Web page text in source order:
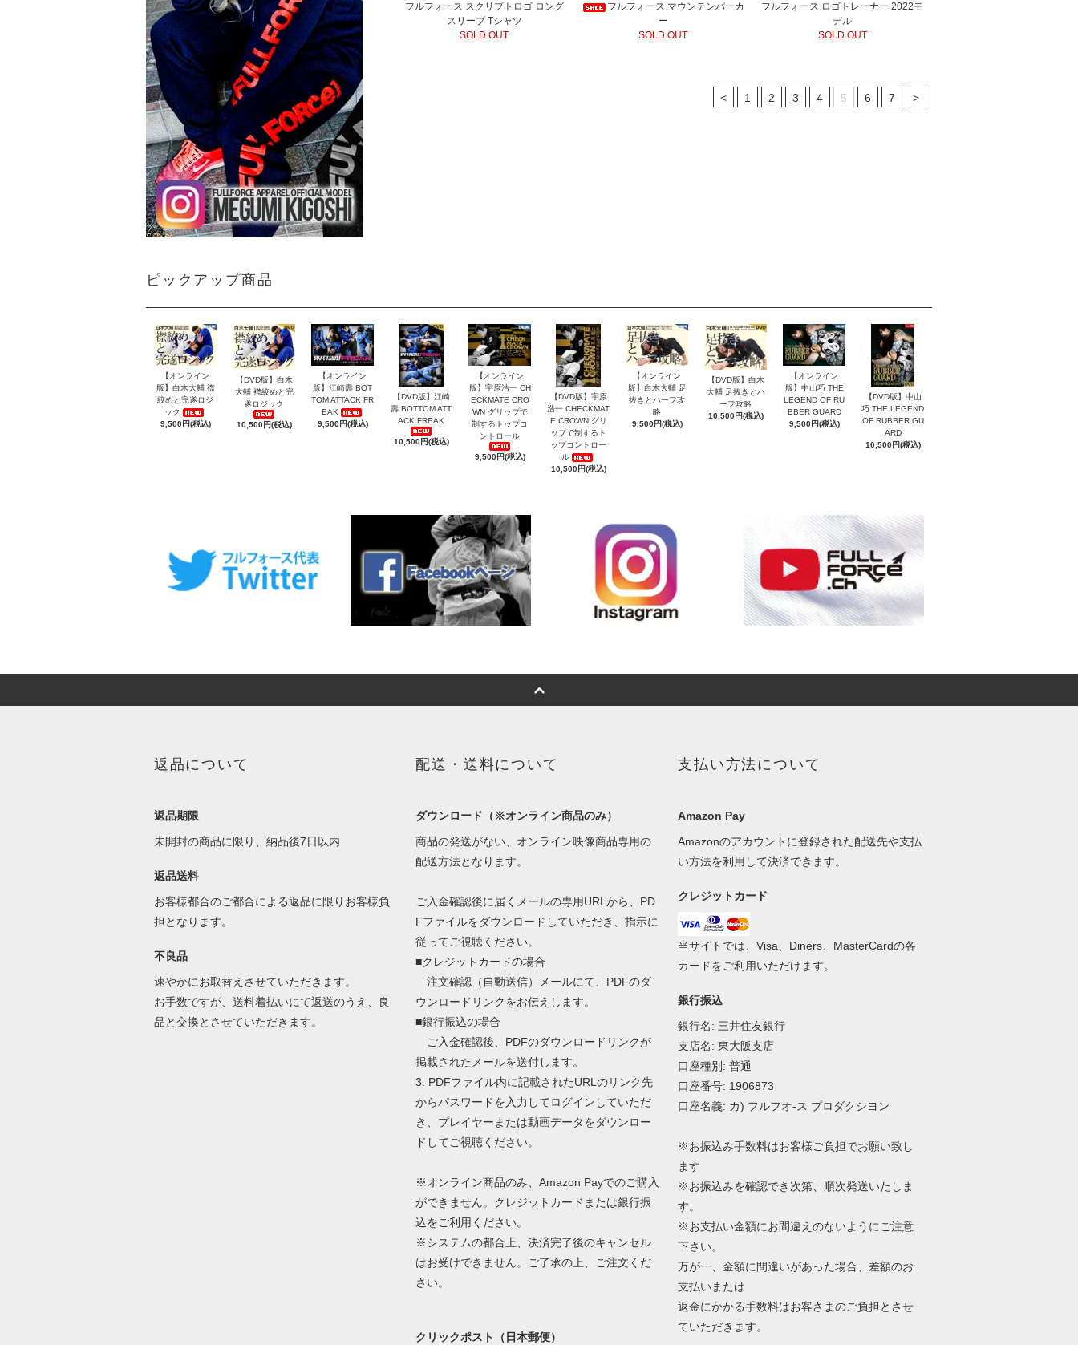
フルフォース スクリプトロゴ ロング
スリーブ Tシャツ
SOLD OUT
フルフォース マウンテンパーカ
ー
SOLD OUT
フルフォース ロゴトレーナー 2022モ
デル
SOLD OUT
< 1 2 3 4 5 6 7 >
ピックアップ商品
【オンライン
版】白木大輔 襟
絞めと完遂ロジ
ック
9,500円(税込)
【DVD版】白木
大輔 襟絞めと完
遂ロジック
10,500円(税込)
【オンライン
版】江崎壽 BOT
TOM ATTACK FR
EAK
9,500円(税込)
【DVD版】江崎
壽 BOTTOM ATT
ACK FREAK
10,500円(税込)
【オンライン
版】宇原浩一 CH
ECKMATE CRO
WN グリップで
制するトップコ
ントロール
9,500円(税込)
【DVD版】宇原
浩一 CHECKMAT
E CROWN グリ
ップで制するト
ップコントロー
ル
10,500円(税込)
【オンライン
版】白木大輔 足
抜きとハーフ攻
略
9,500円(税込)
【DVD版】白木
大輔 足抜きとハ
ーフ攻略
10,500円(税込)
【オンライン
版】中山巧 THE
LEGEND OF RU
BBER GUARD
9,500円(税込)
【DVD版】中山
巧 THE LEGEND
OF RUBBER GU
ARD
10,500円(税込)
返品について
返品期限
未開封の商品に限り、納品後7日以内
返品送料
お客様都合のご都合による返品に限りお客様負
担となります。
不良品
速やかにお取替えさせていただきます。
お手数ですが、送料着払いにて返送のうえ、良
品と交換とさせていただきます。
配送・送料について
ダウンロード（※オンライン商品のみ）
商品の発送がない、オンライン映像商品専用の
配送方法となります。
ご入金確認後に届くメールの専用URLから、PD
Fファイルをダウンロードしていただき、指示に
従ってご視聴ください。
■クレジットカードの場合
注文確認（自動送信）メールにて、PDFのダ
ウンロードリンクをお伝えします。
■銀行振込の場合
ご入金確認後、PDFのダウンロードリンクが
掲載されたメールを送付します。
3. PDFファイル内に記載されたURLのリンク先
からパスワードを入力してログインしていただ
き、プレイヤーまたは動画データをダウンロー
ドしてご視聴ください。
※オンライン商品のみ、Amazon Payでのご購入
ができません。クレジットカードまたは銀行振
込をご利用ください。
※システムの都合上、決済完了後のキャンセル
はお受けできません。ご了承の上、ご注文くだ
さい。
クリックポスト（日本郵便）
支払い方法について
Amazon Pay
Amazonのアカウントに登録された配送先や支払
い方法を利用して決済できます。
クレジットカード
当サイトでは、Visa、Diners、MasterCardの各
カードをご利用いただけます。
銀行振込
銀行名: 三井住友銀行
支店名: 東大阪支店
口座種別: 普通
口座番号: 1906873
口座名義: カ) フルフオ-ス プロダクシヨン
※お振込み手数料はお客様ご負担でお願い致し
ます
※お振込みを確認でき次第、順次発送いたしま
す。
※お支払い金額にお間違えのないようにご注意
下さい。
万が一、金額に間違いがあった場合、差額のお
支払いまたは
返金にかかる手数料はお客さまのご負担とさせ
ていただきます。